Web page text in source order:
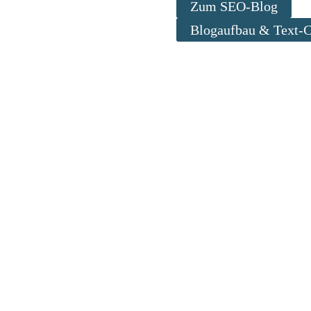
Zum SEO-Blog
Blogaufbau & Text-